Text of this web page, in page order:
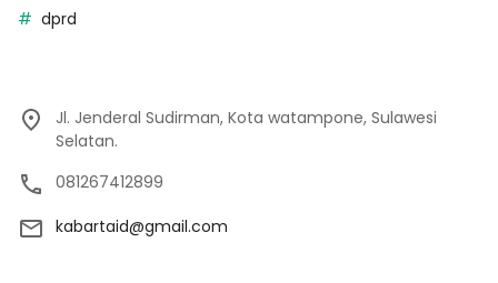
dprd
Jl. Jenderal Sudirman, Kota watampone, Sulawesi
Selatan.
081267412899
kabartaid@gmail.com